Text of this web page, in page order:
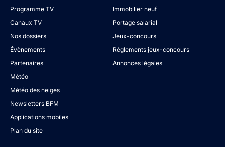
Programme TV
Canaux TV
Nos dossiers
Évènements
Partenaires
Météo
Météo des neiges
Newsletters BFM
Applications mobiles
Plan du site
Immobilier neuf
Portage salarial
Jeux-concours
Règlements jeux-concours
Annonces légales